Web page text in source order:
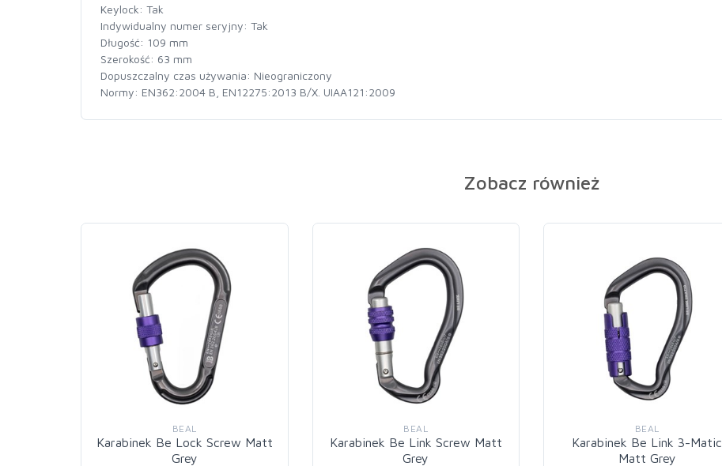
Keylock: Tak
Indywidualny numer seryjny: Tak
Długość: 109 mm
Szerokość: 63 mm
Dopuszczalny czas używania: Nieograniczony
Normy: EN362:2004 B, EN12275:2013 B/X. UIAA121:2009
Zobacz również
BEAL
Karabinek Be Lock Screw Matt
Grey
BEAL
Karabinek Be Link Screw Matt
Grey
BEAL
Karabinek Be Link 3-Matic
Matt Grey